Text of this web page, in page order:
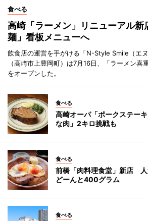
食べる
高崎「ラーメン」リニューアル
麺」看板メニューへ
飲食店の運営を手がける「N-Style Smile（エヌ
（高崎市上豊岡町）は7月16日、「ラーメン喜
をオープンした。
食べる
高崎オーパ「ポークステー
な肉」2キロ挑戦も
食べる
前橋「肉料理食堂」新店 人
どーんと400グラム
食べる